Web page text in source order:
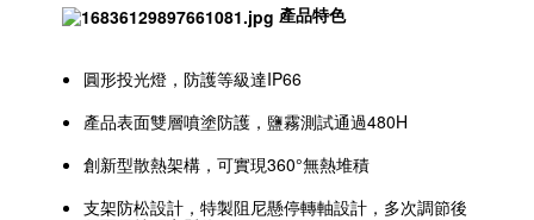
產品特色
圓形投光燈，防護等級達IP66
產品表面雙層噴塗防護，鹽霧測試通過480H
創新型散熱架構，可實現360°無熱堆積
支架防松設計，特製阻尼懸停轉軸設計，多次調節後